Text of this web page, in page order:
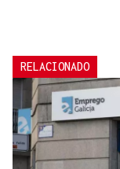
RELACIONADO